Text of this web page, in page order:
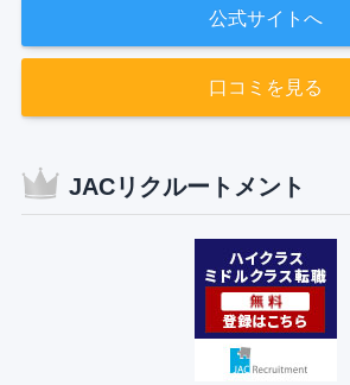
公式サイトへ
口コミを見る
JACリクルートメント